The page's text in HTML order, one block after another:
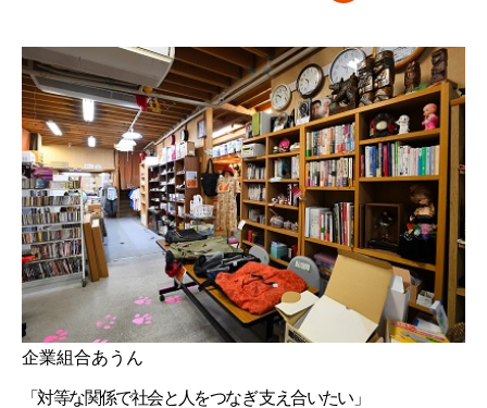
企業組合あうん
「対等な関係で社会と人をつなぎ 支え合いたい」